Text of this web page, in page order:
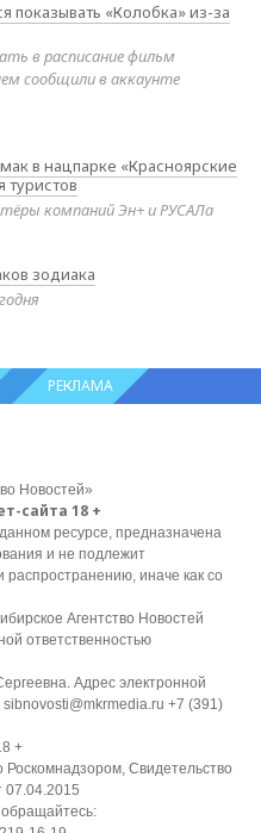
показывать «Колобка» из-за
в расписание фильм
сообщили в аккаунте
в нацпарке «Красноярские
компаний Эн+ и РУСАЛа
зодиака
РЕКЛАМА
Новостей»
сайта 18 +
ресурсе, предназначена
и не подлежит
иначе как со
Агентство Новостей
ответственностью
Адрес электронной
+7 (391)
+
Свидетельство